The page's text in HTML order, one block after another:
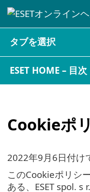
タブを選択
ESET HOME – 目次
Cookieポ
2022年9月6日付け
このCookieポリシ
ある、ESET spol. s